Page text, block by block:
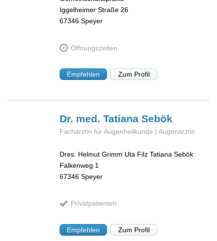
Iggelheimer Straße 26
67346 Speyer
Öffnungszeiten
Empfehlen Zum Profil
Dr. med. TatianaSebök
Fachärztin für Augenheilkunde | Augenärztin
Dres. Helmut Grimm Uta Filz Tatiana Sebök
Falkenweg 1
67346 Speyer
Privatpatienten
Empfehlen Zum Profil